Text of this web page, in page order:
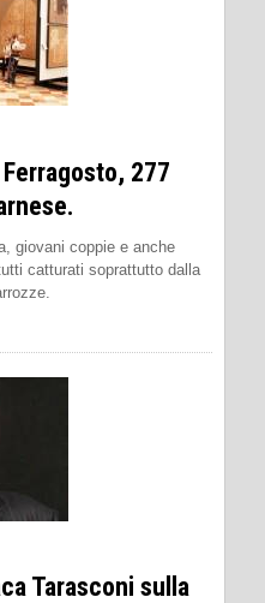
277
giovani coppie e anche
catturati soprattutto dalla
Tarasconi sulla